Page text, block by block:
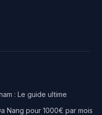
: Le guide ultime
Nang pour 1000€ par mois